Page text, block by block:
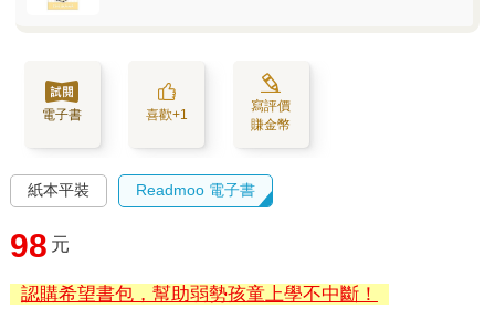
電子書 喜歡+1
寫評價
賺金幣
紙本平裝 Readmoo 電子書
98 元
認購希望書包，幫助弱勢孩童上學不中斷！